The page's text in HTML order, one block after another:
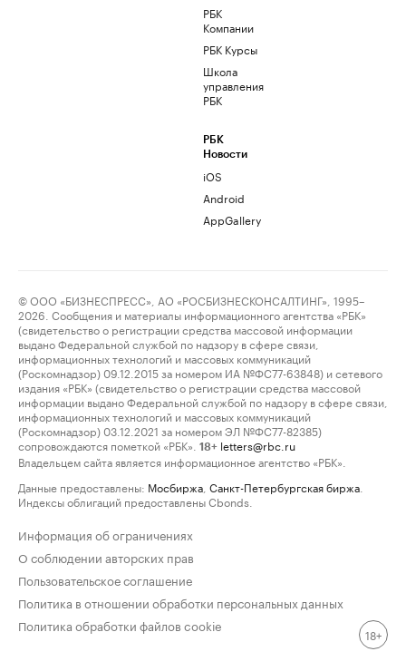
РБК
Компании
РБК Курсы
Школа
управления
РБК
РБК
Новости
iOS
Android
AppGallery
© ООО «БИЗНЕСПРЕСС», АО «РОСБИЗНЕСКОНСАЛТИНГ», 1995–
2026. Сообщения и материалы информационного агентства «РБК»
(свидетельство о регистрации средства массовой информации
выдано Федеральной службой по надзору в сфере связи,
информационных технологий и массовых коммуникаций
(Роскомнадзор) 09.12.2015 за номером ИА №ФС77-63848) и сетевого
издания «РБК» (свидетельство о регистрации средства массовой
информации выдано Федеральной службой по надзору в сфере связи,
информационных технологий и массовых коммуникаций
(Роскомнадзор) 03.12.2021 за номером ЭЛ №ФС77-82385)
сопровождаются пометкой «РБК».
18+ letters@rbc.ru
Владельцем сайта является информационное агентство «РБК».
Данные предоставлены: Мосбиржа Санкт-Петербургская биржа
Индексы облигаций предоставлены Cbonds.
Информация об ограничениях
О соблюдении авторских прав
Пользовательское соглашение
Политика в отношении обработки персональных данных
Политика обработки файлов cookie
18+